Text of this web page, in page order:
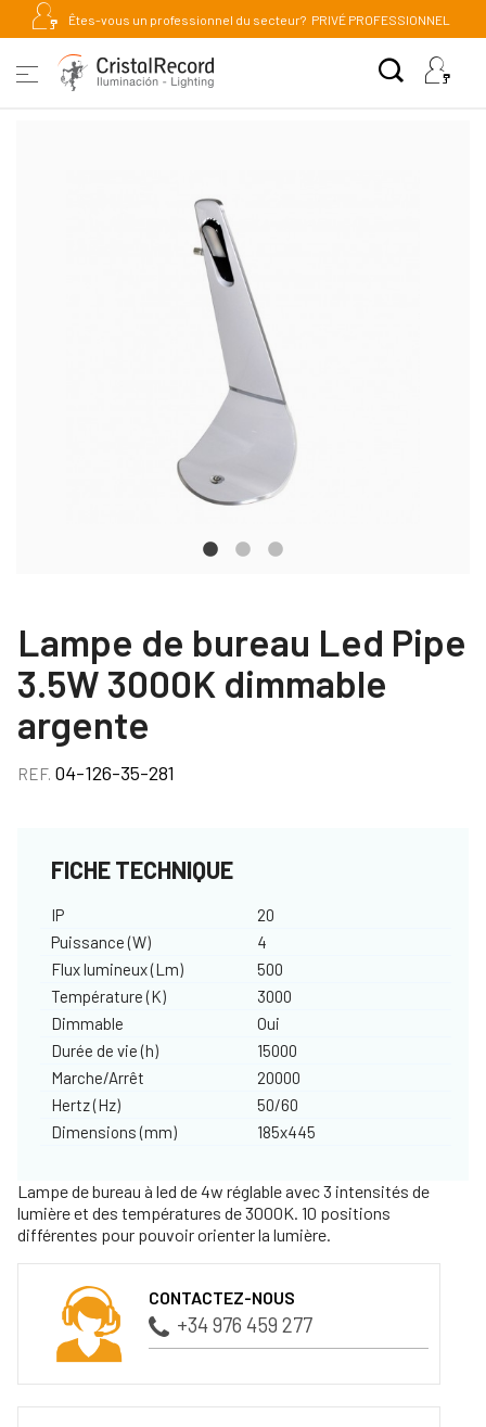
Êtes-vous un professionnel du secteur? PRIVÉ PROFESSIONNEL
Lampe de bureau Led Pipe
3.5W 3000K dimmable
argente
REF. 04-126-35-281
FICHE TECHNIQUE
IP
20
Puissance (W)
4
Flux lumineux (Lm)
500
Température (K)
3000
Dimmable
Oui
Durée de vie (h)
15000
Marche/Arrêt
20000
Hertz (Hz)
50/60
Dimensions (mm)
185x445
Lampe de bureau à led de 4w réglable avec 3 intensités de
lumière et des températures de 3000K. 10 positions
différentes pour pouvoir orienter la lumière.
CONTACTEZ-NOUS
+34 976 459 277